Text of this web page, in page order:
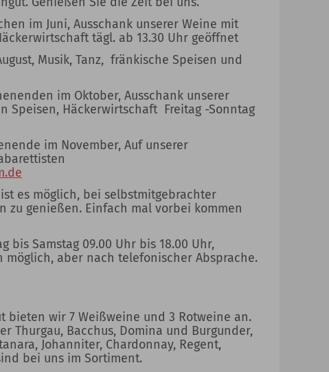
im Juni, Ausschank unserer Weine mit
tägl. ab 13.30 Uhr geöffnet
Musik, Tanz, fränkische Speisen und
im Oktober, Ausschank unserer
Speisen, Häckerwirtschaft Freitag -Sonntag
im November, Auf unserer
es möglich, bei selbstmitgebrachter
zu genießen. Einfach mal vorbei kommen
bis Samstag 09.00 Uhr bis 18.00 Uhr,
aber nach telefonischer Absprache.
bieten wir 7 Weißweine und 3 Rotweine an.
Thurgau, Bacchus, Domina und Burgunder,
Johanniter, Chardonnay, Regent,
bei uns im Sortiment.